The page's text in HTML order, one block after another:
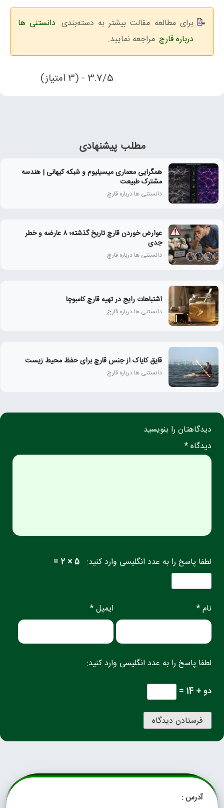
برای مطالعه مقالت بیشتر به دسته‌بندی دانستنی ها
درباره قارچ مراجعه نمایید.
3.7/5 - (3 امتیاز)
مطلب پیشنهادی
همگرایی معماری میسیلیوم و شبکه کیهانی | هندسه
مشترک طبیعت
دانستنی ها درباره قارچ
عوارض خوردن قارچ تاریخ‌ گذشته؛ ۸ عارضه و خطر
جدی
دانستنی ها درباره قارچ
اشتباهات رایج در تهیه قارچ کامبوچا
دانستنی ها درباره قارچ
قایق کایاک از جنس قارچ برای حفظ محیط زیست
دانستنی ها درباره قارچ
دیدگاهتان را بنویسید
دیدگاه *
لطفا پاسخ را به عدد انگلیسی وارد کنید: 5 × 2 =
نام * ایمیل *
لطفا پاسخ را به عدد انگلیسی وارد کنید:
دو + 14 =
آدرس :